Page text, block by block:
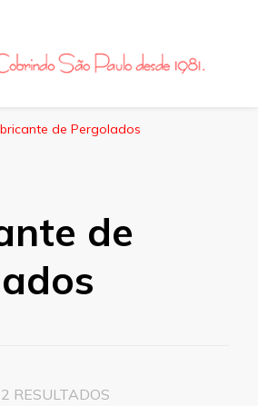
de Pergolados
de
RESULTADOS